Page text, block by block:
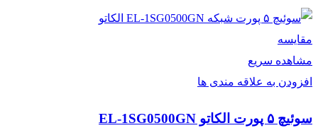
مقایسه
مشاهده سریع
افزودن به علاقه مندی ها
سوئیچ ۵ پورت الکاتو EL-1SG0500GN